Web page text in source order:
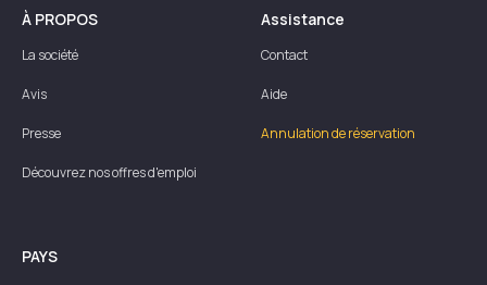
À PROPOS
La société
Avis
Presse
Découvrez nos offres d'emploi
Assistance
Contact
Aide
Annulation de réservation
PAYS